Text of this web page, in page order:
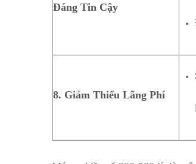
Đáng Tin Cậy
8. Giảm Thiểu Lãng Phí